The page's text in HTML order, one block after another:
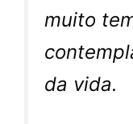
muito
da vida.